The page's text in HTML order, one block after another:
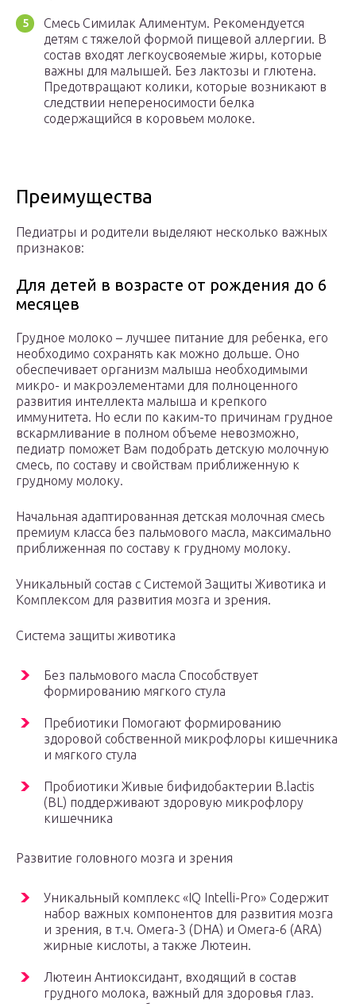
Смесь Симилак Алиментум. Рекомендуется
детям с тяжелой формой пищевой аллергии. В
состав входят легкоусвояемые жиры, которые
важны для малышей. Без лактозы и глютена.
Предотвращают колики, которые возникают в
следствии непереносимости белка
содержащийся в коровьем молоке.
Преимущества
Педиатры и родители выделяют несколько важных
признаков:
Для детей в возрасте от рождения до 6
месяцев
Грудное молоко – лучшее питание для ребенка, его
необходимо сохранять как можно дольше. Оно
обеспечивает организм малыша необходимыми
микро- и макроэлементами для полноценного
развития интеллекта малыша и крепкого
иммунитета. Но если по каким-то причинам грудное
вскармливание в полном объеме невозможно,
педиатр поможет Вам подобрать детскую молочную
смесь, по составу и свойствам приближенную к
грудному молоку.
Начальная адаптированная детская молочная смесь
премиум класса без пальмового масла, максимально
приближенная по составу к грудному молоку.
Уникальный состав с Системой Защиты Животика и
Комплексом для развития мозга и зрения.
Система защиты животика
Без пальмового масла Способствует
формированию мягкого стула
Пребиотики Помогают формированию
здоровой собственной микрофлоры кишечника
и мягкого стула
Пробиотики Живые бифидобактерии B.lactis
(BL) поддерживают здоровую микрофлору
кишечника
Развитие головного мозга и зрения
Уникальный комплекс «IQ Intelli-Pro» Содержит
набор важных компонентов для развития мозга
и зрения, в т.ч. Омега-3 (DHA) и Омега-6 (ARA)
жирные кислоты, а также Лютеин.
Лютеин Антиоксидант, входящий в состав
грудного молока, важный для здоровья глаз.